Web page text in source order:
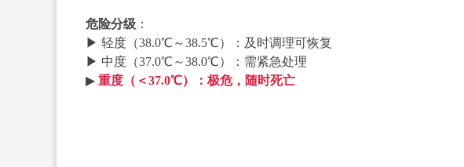
危险分级：
▶ 轻度（38.0℃～38.5℃）：及时调理可恢复
▶ 中度（37.0℃～38.0℃）：需紧急处理
▶ 重度（＜37.0℃）：极危，随时死亡